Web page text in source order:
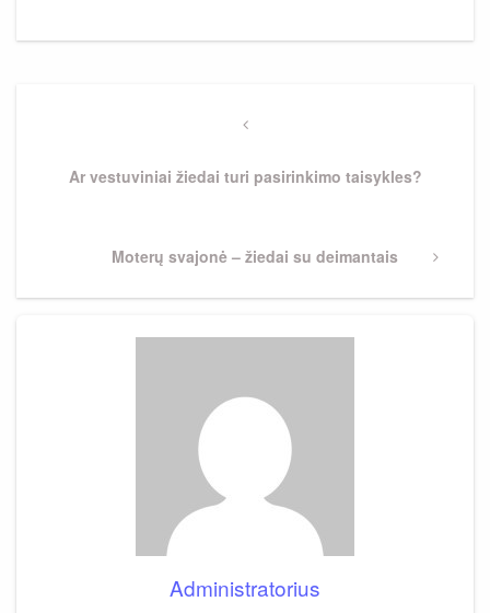
Previous
Ar vestuviniai žiedai turi pasirinkimo taisykles?
Next
Moterų svajonė – žiedai su deimantais
Administratorius